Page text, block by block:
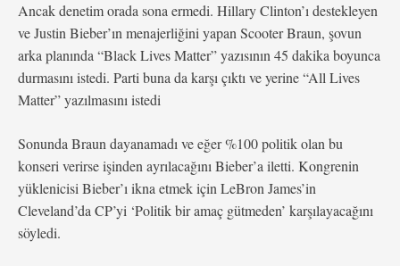
Ancak denetim orada sona ermedi. Hillary Clinton’ı destekleyen
ve Justin Bieber’ın menajerliğini yapan Scooter Braun, şovun
arka planında “Black Lives Matter” yazısının 45 dakika boyunca
durmasını istedi. Parti buna da karşı çıktı ve yerine “All Lives
Matter” yazılmasını istedi
Sonunda Braun dayanamadı ve eğer %100 politik olan bu
konseri verirse işinden ayrılacağını Bieber’a iletti. Kongrenin
yüklenicisi Bieber’ı ikna etmek için LeBron James’in
Cleveland’da CP’yi ‘Politik bir amaç gütmeden’ karşılayacağını
söyledi.